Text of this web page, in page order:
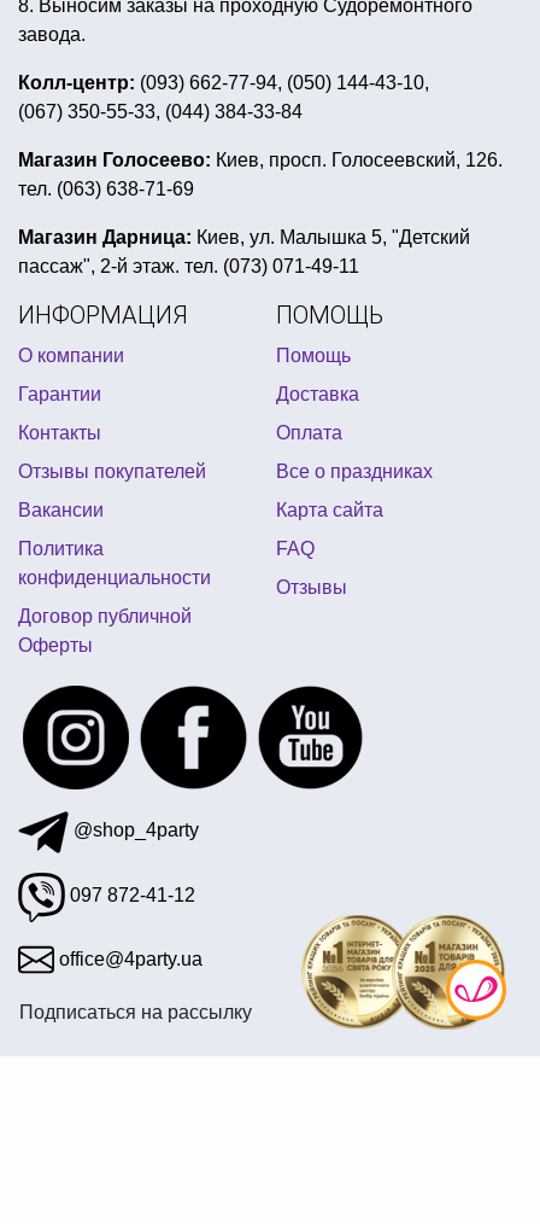
товары для праздников киев
вечеринка в стиле клоунов
ретро вечеринка
украшения к дню валентина
украшение окон на новый год трафареты
аксессуары на подарок 8 марта
новогодний образ для мальчика
шапку святого патрика купить
маленькие открытки на 8 марта купить
костюмы для гавайской вечеринки
вечеринка мулен руж
детский грим на хэллоуин
фонарь джека
украшение стола ко дню святого валентина
маленькие воздушные шарики купить
тематические плакаты
рожки на новый год
8. Выносим заказы на проходную Судоремонтного
завода.
Колл-центр: (093) 662-77-94, (050) 144-43-10,
(067) 350-55-33, (044) 384-33-84
Магазин Голосеево: Киев, просп. Голосеевский, 126.
тел. (063) 638-71-69
Магазин Дарница: Киев, ул. Малышка 5, "Детский
пассаж", 2-й этаж. тел. (073) 071-49-11
ИНФОРМАЦИЯ
О компании
Гарантии
Контакты
Отзывы покупателей
Вакансии
Политика
конфиденциальности
Договор публичной
Оферты
ПОМОЩЬ
Помощь
Доставка
Оплата
Все о праздниках
Карта сайта
FAQ
Отзывы
@shop_4party
097 872-41-12
office@4party.ua
Подписаться на рассылку